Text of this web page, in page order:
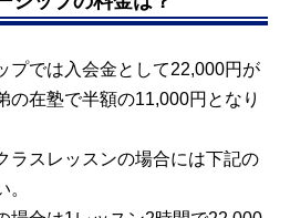
プでは入会金として22,000円が
の在塾で半額の11,000円となり
ラスレッスンの場合には下記の